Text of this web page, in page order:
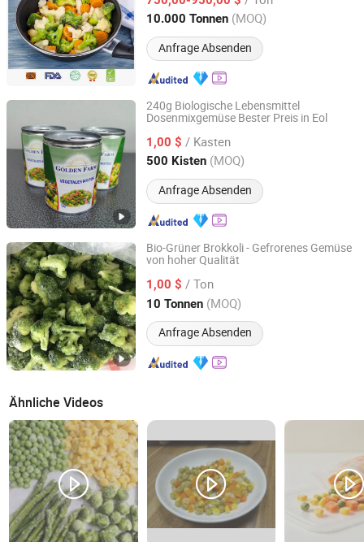
10.000 Tonnen (MOQ)
Anfrage Absenden
Shandong, China Seit 2016
240g Biologische Lebensmittel
Dosenmixgemüse Bester Preis in Eol
1,00 $ / Kasten
500 Kisten (MOQ)
Anfrage Absenden
Zhangzhou Greencan Food Co., Ltd.
Fujian, China Seit 2017
Bio-Grüner Brokkoli - Gefrorenes Gemüse
von hoher Qualität
1,00 $ / Ton
10 Tonnen (MOQ)
Anfrage Absenden
Jinan Gogo International Trade Co., Ltd.
Shandong, China Seit 2009
Ähnliche Videos